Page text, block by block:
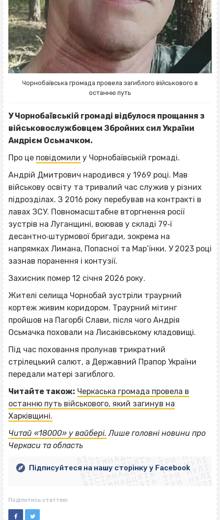
Чорнобаївська громада провела загиблого військового в
останню путь
У Чорнобаївській громаді відбулося прощання з
військовослужбовцем Збройних сил України
Андрієм Осьмачком.
Про це повідомили у Чорнобаївській громаді.
Андрій Дмитрович народився у 1969 році. Мав
військову освіту та тривалий час служив у різних
підрозділах. З 2016 року перебував на контракті в
лавах ЗСУ. Повномасштабне вторгнення росії
зустрів на Луганщині, воював у складі 79‐ї
десантно‐штурмової бригади, зокрема на
напрямках Лимана, Попасної та Мар’їнки. У 2023 році
зазнав поранення і контузії.
Захисник помер 12 січня 2026 року.
Жителі селища Чорнобай зустріли траурний
кортеж живим коридором. Траурний мітинг
пройшов на Пагорбі Слави, після чого Андрія
Осьмачка поховали на Лисаківському кладовищі.
Під час поховання пролунав трикратний
стрілецький салют, а Державний Прапор України
передали матері загиблого.
Читайте також: Черкаська громада провела в
останню путь військового, який загинув на
Харківщині.
Читай «18000» у вайбері. Лише головні новини про
Черкаси та областьВІСІМНАДЦЯТЬ ТРИ НУЛІ
ВІСІМНАДЦЯТЬ ТРИ НУЛІ
ВІСІМНАДЦЯТЬ ТРИ НУЛІ
ВІСІМНАДЦЯТЬ ТРИ НУЛІ
ВІСІМНАДЦЯТЬ ТРИ НУЛІ
ВІСІМНАДЦЯТЬ ТРИ НУЛІ
ВІСІМНАДЦЯТЬ ТРИ НУЛІ
ВІСІМНАДЦЯТЬ ТРИ НУЛІ
Підписуйтеся на нашу сторінку у Facebook
Поділитись статтею